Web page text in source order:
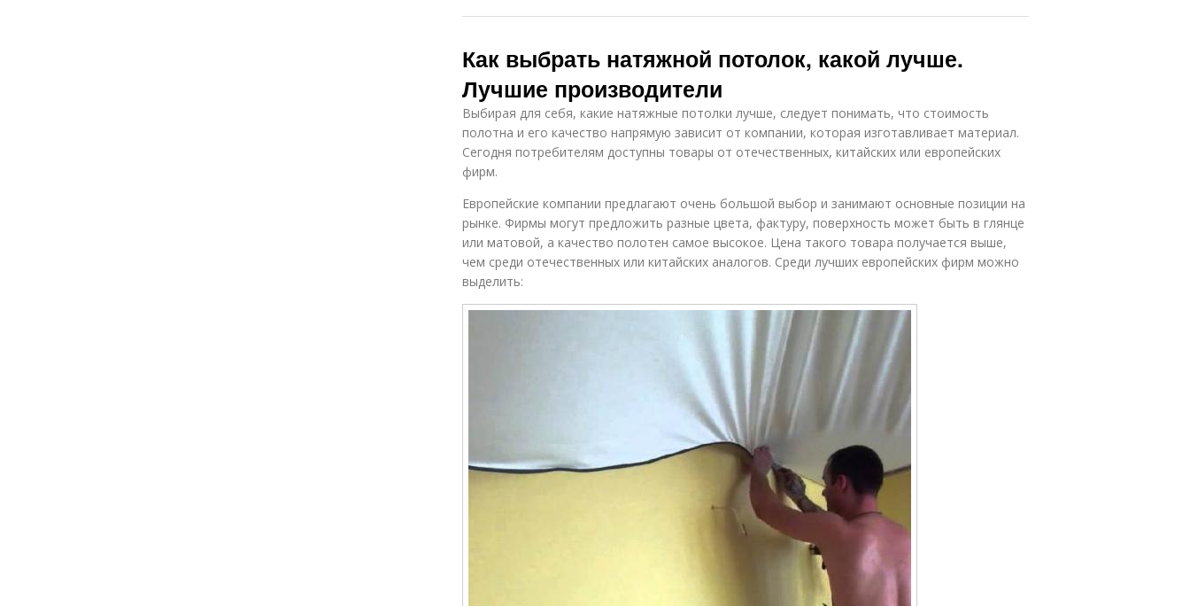
Как выбрать натяжной потолок, какой лучше.
Лучшие производители
Выбирая для себя, какие натяжные потолки лучше, следует понимать, что стоимость
полотна и его качество напрямую зависит от компании, которая изготавливает материал.
Сегодня потребителям доступны товары от отечественных, китайских или европейских
фирм.
Европейские компании предлагают очень большой выбор и занимают основные позиции на
рынке. Фирмы могут предложить разные цвета, фактуру, поверхность может быть в глянце
или матовой, а качество полотен самое высокое. Цена такого товара получается выше,
чем среди отечественных или китайских аналогов. Среди лучших европейских фирм можно
выделить: